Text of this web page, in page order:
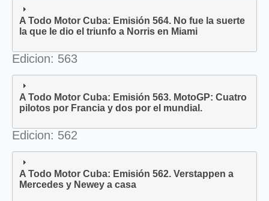
A Todo Motor Cuba: Emisión 564. No fue la suerte
la que le dio el triunfo a Norris en Miami
Edicion: 563
A Todo Motor Cuba: Emisión 563. MotoGP: Cuatro
pilotos por Francia y dos por el mundial.
Edicion: 562
A Todo Motor Cuba: Emisión 562. Verstappen a
Mercedes y Newey a casa